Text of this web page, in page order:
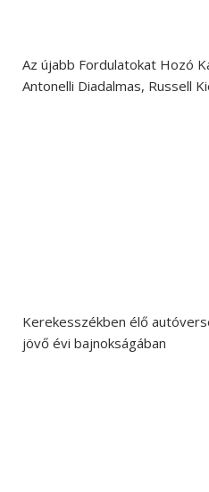
Az újabb Fordulatokat Hozó
Antonelli Diadalmas, Russell
Kerekesszékben élő
jövő évi bajnokságában